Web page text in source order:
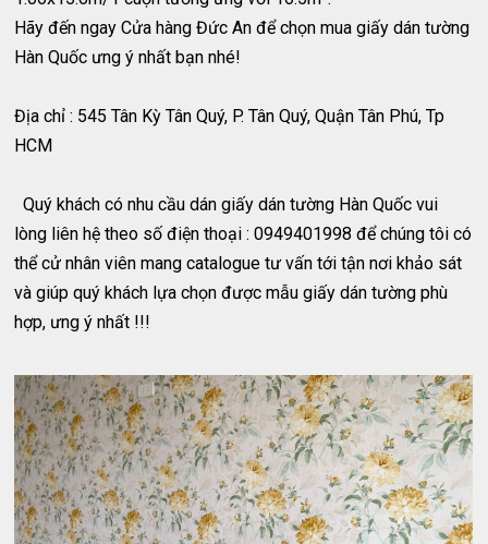
Hãy đến ngay Cửa hàng Đức An để chọn mua giấy dán tường
Hàn Quốc ưng ý nhất bạn nhé!
Địa chỉ : 545 Tân Kỳ Tân Quý, P. Tân Quý, Quận Tân Phú, Tp
HCM
Quý khách có nhu cầu dán giấy dán tường Hàn Quốc vui
lòng liên hệ theo số điện thoại : 0949401998 để chúng tôi có
thể cử nhân viên mang catalogue tư vấn tới tận nơi khảo sát
và giúp quý khách lựa chọn được mẫu giấy dán tường phù
hợp, ưng ý nhất !!!